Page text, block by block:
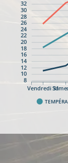
Vendredi 31
8
10
12
14
16
18
20
22
24
26
28
30
32